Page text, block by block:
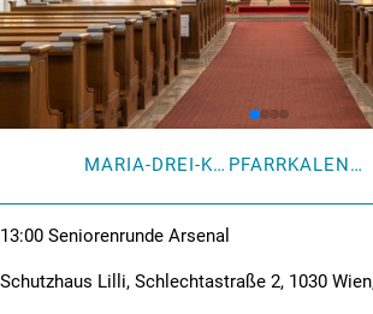
MARIA-DREI-KIRCHEN PFARRKALENDER
13:00 Seniorenrunde Arsenal
Schutzhaus Lilli, Schlechtastraße 2, 1030